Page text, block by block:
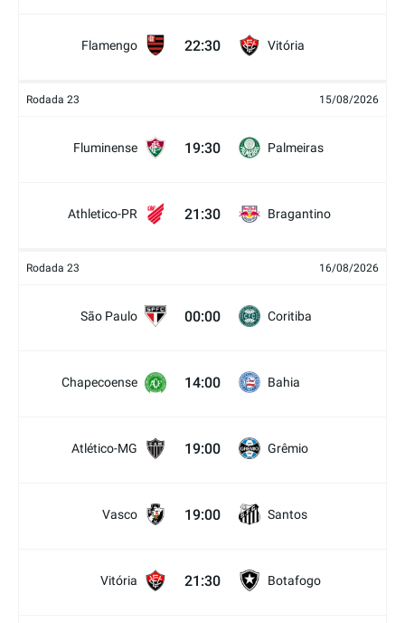
Flamengo 22:30 Vitória
Rodada 23 15/08/2026
Fluminense 19:30 Palmeiras
Athletico-PR 21:30 Bragantino
Rodada 23 16/08/2026
São Paulo 00:00 Coritiba
Chapecoense 14:00 Bahia
Atlético-MG 19:00 Grêmio
Vasco 19:00 Santos
Vitória 21:30 Botafogo